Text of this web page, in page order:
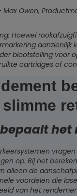
Max Owen,
Hoewel
blootstelling voor
cartridges of
slimme
het
op. Bij het
alleen de
voordelen die
van het